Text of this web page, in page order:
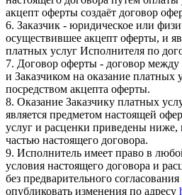
акцепт оферты создаёт договор
6. Заказчик - юридическое или
осуществившее акцепт оферты, и
платных услуг Исполнителя по
7. Договор оферты - договор
и Заказчиком на оказание платных
посредством акцепта оферты.
8. Оказание Заказчику платных
является предметом настоящей
услуг и расценки приведены ниже,
частью настоящего договора.
9. Исполнитель имеет право в
условия настоящего договора и
без предварительного
опубликовать изменения по адресу